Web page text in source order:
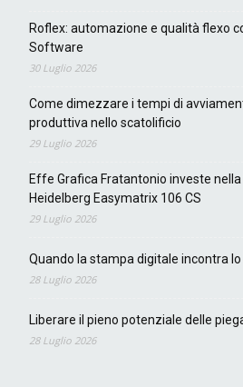
Roflex: automazione e qualità flexo
Software
30 Luglio 2026
Come dimezzare i tempi di
produttiva nello scatolificio
29 Luglio 2026
Effe Grafica Fratantonio investe
Heidelberg Easymatrix 106 CS
29 Luglio 2026
Quando la stampa digitale incontra
28 Luglio 2026
Liberare il pieno potenziale delle
28 Luglio 2026